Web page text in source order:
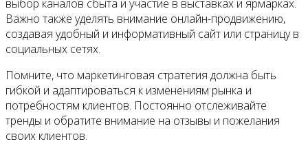
выбор каналов сбыта и участие в выставках и ярмарках.
Важно также уделять внимание онлайн-продвижению,
создавая удобный и информативный сайт или страницу в
социальных сетях.
Помните, что маркетинговая стратегия должна быть
гибкой и адаптироваться к изменениям рынка и
потребностям клиентов. Постоянно отслеживайте
тренды и обратите внимание на отзывы и пожелания
своих клиентов.